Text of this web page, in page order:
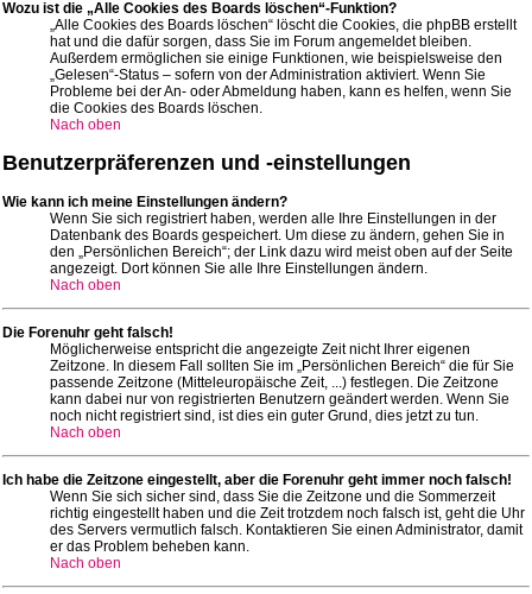
Wozu ist die „Alle Cookies des Boards löschen“-Funktion?
„Alle Cookies des Boards löschen“ löscht die Cookies, die phpBB erstellt
hat und die dafür sorgen, dass Sie im Forum angemeldet bleiben.
Außerdem ermöglichen sie einige Funktionen, wie beispielsweise den
„Gelesen“-Status – sofern von der Administration aktiviert. Wenn Sie
Probleme bei der An- oder Abmeldung haben, kann es helfen, wenn Sie
die Cookies des Boards löschen.
Nach oben
Benutzerpräferenzen und -einstellungen
Wie kann ich meine Einstellungen ändern?
Wenn Sie sich registriert haben, werden alle Ihre Einstellungen in der
Datenbank des Boards gespeichert. Um diese zu ändern, gehen Sie in
den „Persönlichen Bereich“; der Link dazu wird meist oben auf der Seite
angezeigt. Dort können Sie alle Ihre Einstellungen ändern.
Nach oben
Die Forenuhr geht falsch!
Möglicherweise entspricht die angezeigte Zeit nicht Ihrer eigenen
Zeitzone. In diesem Fall sollten Sie im „Persönlichen Bereich“ die für Sie
passende Zeitzone (Mitteleuropäische Zeit, ...) festlegen. Die Zeitzone
kann dabei nur von registrierten Benutzern geändert werden. Wenn Sie
noch nicht registriert sind, ist dies ein guter Grund, dies jetzt zu tun.
Nach oben
Ich habe die Zeitzone eingestellt, aber die Forenuhr geht immer noch falsch!
Wenn Sie sich sicher sind, dass Sie die Zeitzone und die Sommerzeit
richtig eingestellt haben und die Zeit trotzdem noch falsch ist, geht die Uhr
des Servers vermutlich falsch. Kontaktieren Sie einen Administrator, damit
er das Problem beheben kann.
Nach oben